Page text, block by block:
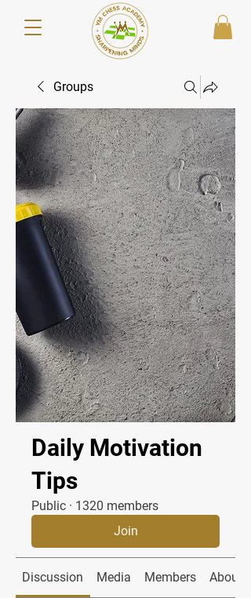
Groups
Daily Motivation
Tips
Public · 1320 members
Join
Discussion Media Members About